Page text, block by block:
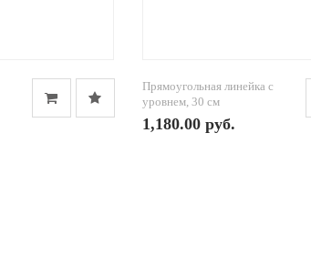
Прямоугольная линейка с
уровнем, 30 см
1,180.00 руб.